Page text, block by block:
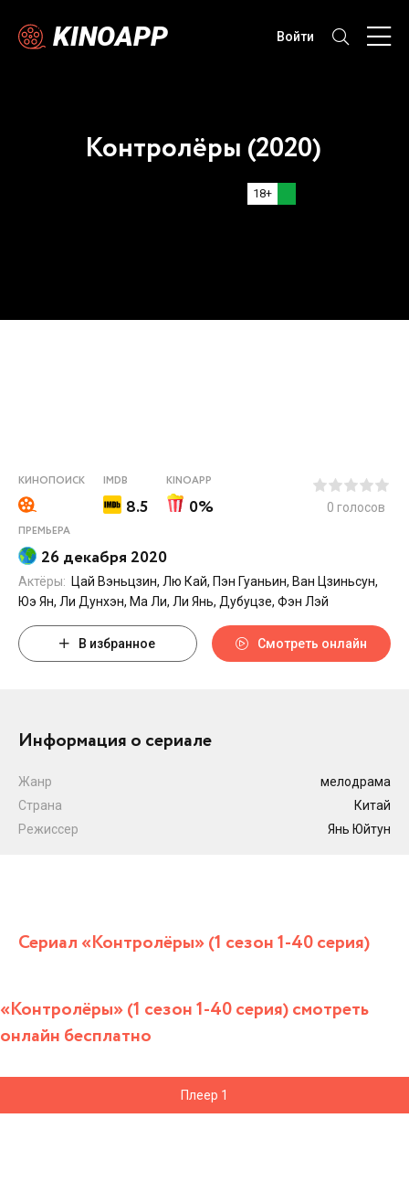
KINOAPP Войти
Контролёры (2020)
18+
КИНОПОИСК IMDB
8.5
KINOAPP
0% 0 голосов
ПРЕМЬЕРА
26 декабря 2020
Актёры: Цай Вэньцзин, Лю Кай, Пэн Гуаньин, Ван Цзиньсун,
Юэ Ян, Ли Дунхэн, Ма Ли, Ли Янь, Дубуцзе, Фэн Лэй
В избранное Смотреть онлайн
Информация о сериале
Жанр
мелодрама
Страна
Китай
Режиссер
Янь Юйтун
Сериал «Контролёры» (1 сезон 1-40 серия)
«Контролёры» (1 сезон 1-40 серия) смотреть
онлайн бесплатно
Плеер 1